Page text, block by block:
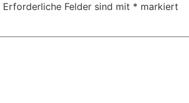
Erforderliche Felder sind mit * markiert